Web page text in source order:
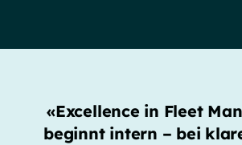
«Excellence in Fleet
beginnt intern – bei